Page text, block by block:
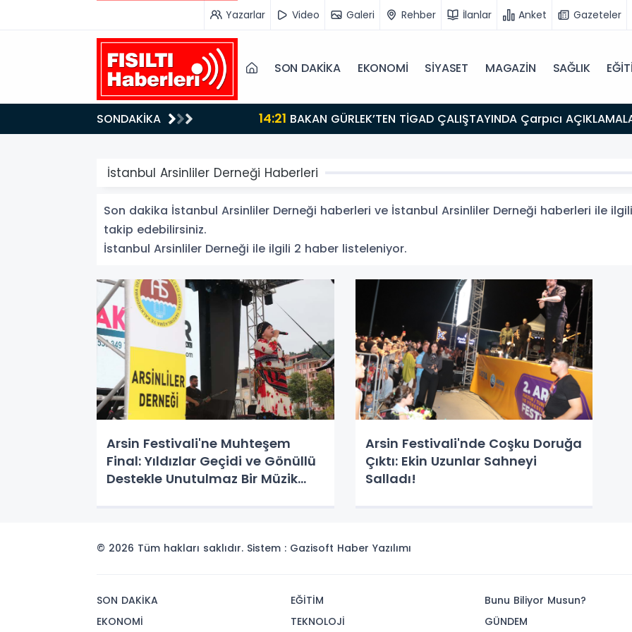
Yazarlar Video Galeri Rehber İlanlar Anket Gazeteler
SON DAKİKA EKONOMİ SİYASET MAGAZİN SAĞLIK
SONDAKİKA
BAKAN GÜRLEK’TEN TİGAD ÇALIŞTAYINDA Çarpıcı AÇIKLAMALAR: "Pazar Günü Yeni Bir Aydınlığa
Uyanacağız"
İstanbul Arsinliler Derneği Haberleri
Son dakika İstanbul Arsinliler Derneği haberleri ve İstanbul Arsinliler Derneği haberleri ile
takip edebilirsiniz.
İstanbul Arsinliler Derneği ile ilgili 2 haber listeleniyor.
Arsin Festivali'ne Muhteşem
Final: Yıldızlar Geçidi ve Gönüllü
Destekle Unutulmaz Bir Müzik
Arsin Festivali'nde Coşku Doruğa
Çıktı: Ekin Uzunlar Sahneyi
Salladı!
© 2026 Tüm hakları saklıdır. Sistem : Gazisoft Haber Yazılımı
SON DAKİKA
EKONOMİ
EĞİTİM
TEKNOLOJİ
Bunu Biliyor Musun?
GÜNDEM